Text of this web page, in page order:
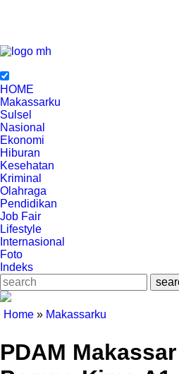
HOME
Makassarku
Sulsel
Nasional
Ekonomi
Hiburan
Kesehatan
Kriminal
Olahraga
Pendidikan
Job Fair
Lifestyle
Internasional
Foto
Indeks
Home » Makassarku
PDAM